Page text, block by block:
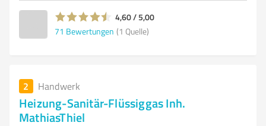
4,60 / 5,00
71 Bewertungen (1 Quelle)
2 Handwerk
Heizung-Sanitär-Flüssiggas Inh.
MathiasThiel